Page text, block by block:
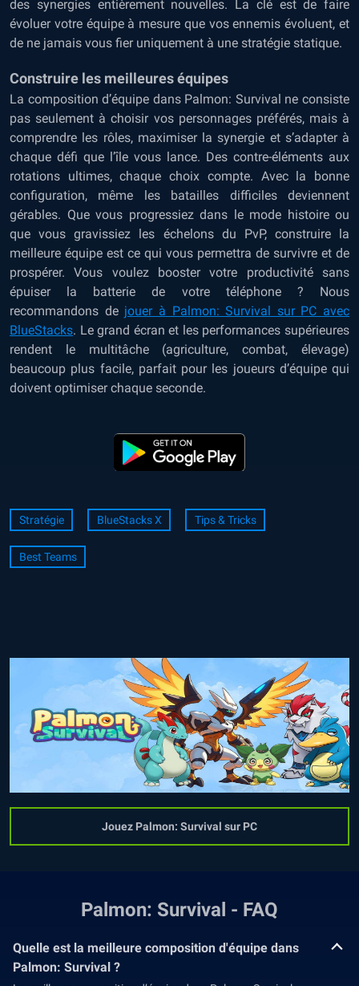
des synergies entièrement nouvelles. La clé est de faire
évoluer votre équipe à mesure que vos ennemis évoluent, et
de ne jamais vous fier uniquement à une stratégie statique.
Construire les meilleures équipes
La composition d’équipe dans Palmon: Survival ne consiste
pas seulement à choisir vos personnages préférés, mais à
comprendre les rôles, maximiser la synergie et s’adapter à
chaque défi que l’île vous lance. Des contre-éléments aux
rotations ultimes, chaque choix compte. Avec la bonne
configuration, même les batailles difficiles deviennent
gérables. Que vous progressiez dans le mode histoire ou
que vous gravissiez les échelons du PvP, construire la
meilleure équipe est ce qui vous permettra de survivre et de
prospérer. Vous voulez booster votre productivité sans
épuiser la batterie de votre téléphone ? Nous
recommandons de jouer à Palmon: Survival sur PC avec
BlueStacks. Le grand écran et les performances supérieures
rendent le multitâche (agriculture, combat, élevage)
beaucoup plus facile, parfait pour les joueurs d’équipe qui
doivent optimiser chaque seconde.
Stratégie BlueStacks X Tips & Tricks
Best Teams
Jouez Palmon: Survival sur PC
Palmon: Survival - FAQ
Quelle est la meilleure composition d'équipe dans
Palmon: Survival ?